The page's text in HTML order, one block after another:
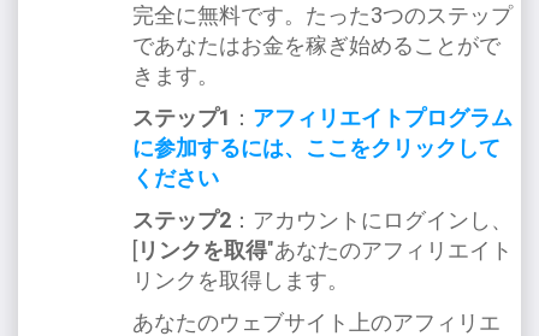
完全に無料です。たった3つのステップ
であなたはお金を稼ぎ始めることがで
きます。
ステップ1 ： アフィリエイトプログラム
に参加するには、ここをクリックして
ください
ステップ2 ：アカウントにログインし、
[リンクを取得"あなたのアフィリエイト
リンクを取得します。
あなたのウェブサイト上のアフィリエ